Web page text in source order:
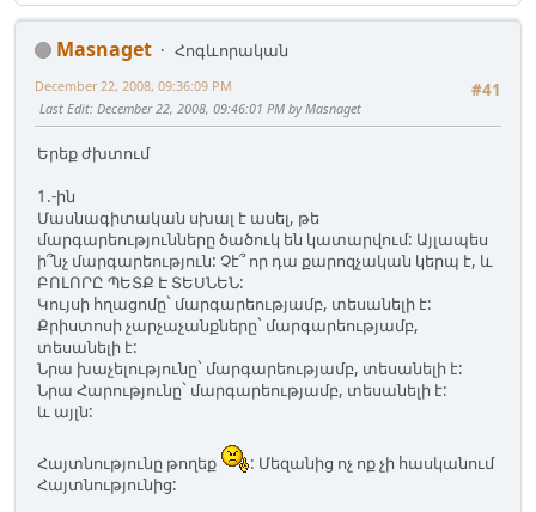
Masnaget
Հոգևորական
#41
December 22, 2008, 09:36:09 PM
Last Edit: December 22, 2008, 09:46:01 PM by Masnaget
Երեք ժխտում
1.-ին
Մասնագիտական սխալ է ասել, թե
մարգարեությունները ծածուկ են կատարվում: Այլապես
ի՞նչ մարգարեություն: Չէ՞ որ դա քարոզչական կերպ է, և
ԲՈԼՈՐԸ ՊԵՏՔ Է ՏԵՍՆԵՆ:
Կույսի հղացոմը` մարգարեությամբ, տեսանելի է:
Քրիստոսի չարչաչանքները` մարգարեությամբ,
տեսանելի է:
Նրա խաչելությունը` մարգարեությամբ, տեսանելի է:
Նրա Հարությունը` մարգարեությամբ, տեսանելի է:
և այլն:
Հայտնությունը թողեք
: Մեզանից ոչ ոք չի հասկանում
Հայտնությունից: